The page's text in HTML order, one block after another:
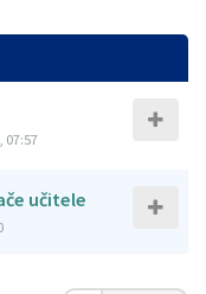
07:57
učitele